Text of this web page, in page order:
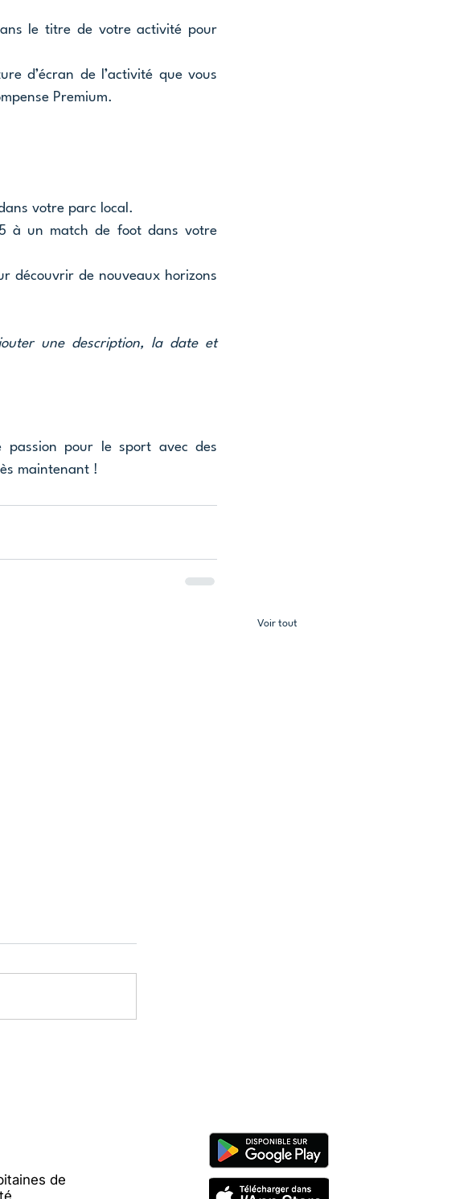
le titre de votre activité pour
d’écran de l’activité que vous
Premium.
votre parc local.
à un match de foot dans votre
découvrir de nouveaux horizons
une description, la date et
passion pour le sport avec des
maintenant !
Voir tout
de